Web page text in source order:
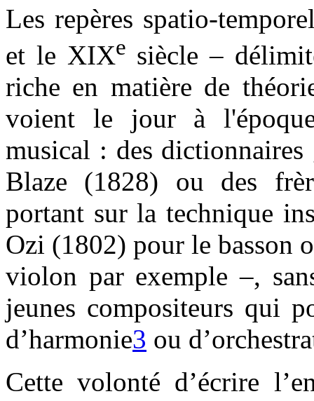
Les repères spatio-
et le XIXe siècle –
riche en matière de
voient le jour à
musical : des
Blaze (1828) ou des
portant sur la technique
Ozi (1802) pour le basson
violon par exemple –,
jeunes compositeurs qui
d’harmonie3 ou
Cette volonté d’écrire